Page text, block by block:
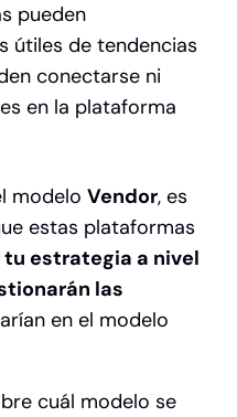
pueden
útiles de tendencias
conectarse ni
en la plataforma
modelo Vendor, es
estas plataformas
estrategia a nivel
las
en el modelo
cuál modelo se